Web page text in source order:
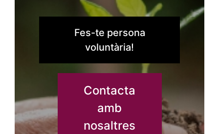
Fes-te persona
voluntària!
Contacta
amb
nosaltres